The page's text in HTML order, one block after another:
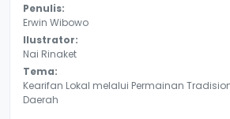
Penulis:
Erwin Wibowo
Ilustrator:
Nai Rinaket
Tema:
Kearifan Lokal melalui Permainan
Daerah